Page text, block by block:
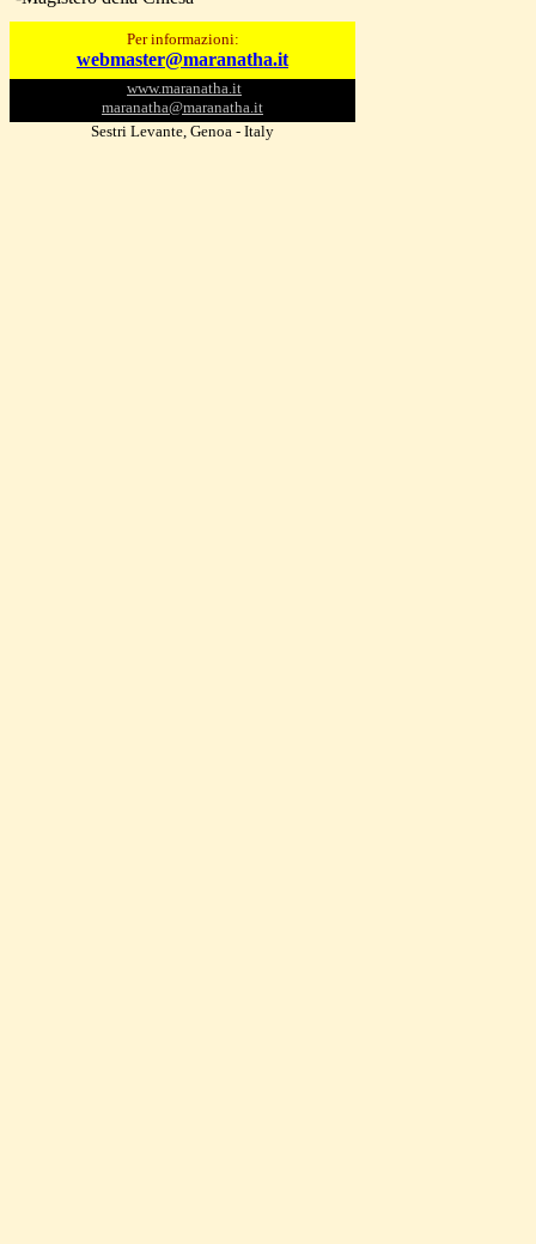
Per informazioni:
webmaster@maranatha.it
www.maranatha.it
maranatha@maranatha.it
Sestri Levante, Genoa - Italy